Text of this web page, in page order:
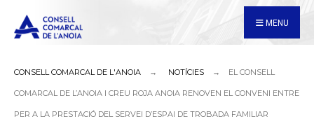
MENU
CONSELL COMARCAL DE L'ANOIA NOTÍCIES EL CONSELL
COMARCAL DE L’ANOIA I CREU ROJA ANOIA RENOVEN EL CONVENI ENTRE
PER A LA PRESTACIÓ DEL SERVEI D’ESPAI DE TROBADA FAMILIAR